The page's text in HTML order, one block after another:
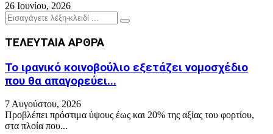
26 Ιουνίου, 2026
Search
for:
Search
ΤΕΛΕΥΤΑΙΑ ΑΡΘΡΑ
Το ιρανικό κοινοβούλιο εξετάζει νομοσχέδιο
που θα απαγορεύει...
7 Αυγούστου, 2026
Προβλέπει πρόστιμα ύψους έως και 20% της αξίας του φορτίου,
στα πλοία που...